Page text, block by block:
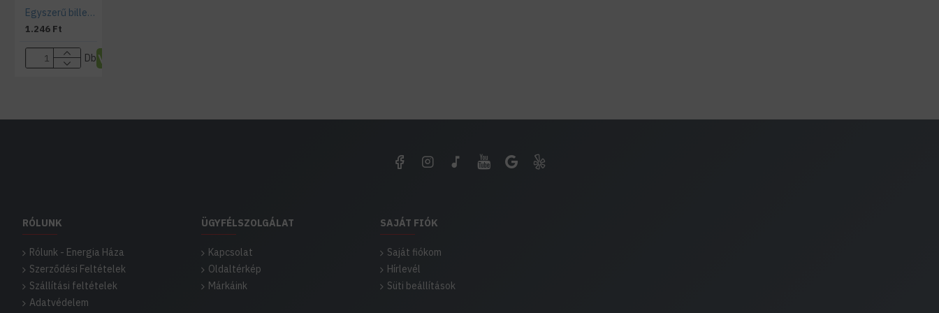
Egyszerű billenthető spotkeret, GU10 és MR16 lámpákhoz, Króm
1.246 Ft
Db
RÓLUNK
Rólunk - Energia Háza
Szerződési Feltételek
Szállítási feltételek
Adatvédelem
ÜGYFÉLSZOLGÁLAT
Kapcsolat
Oldaltérkép
Márkáink
SAJÁT FIÓK
Saját fiókom
Hírlevél
Süti beállítások